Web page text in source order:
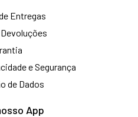
Entregas
e Segurança
de Dados
App